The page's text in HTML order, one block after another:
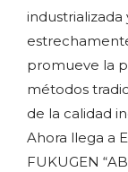
industrializada
promueve la
métodos
de la calidad
Ahora llega a
FUKUGEN